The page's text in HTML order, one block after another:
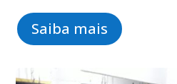
Saiba mais